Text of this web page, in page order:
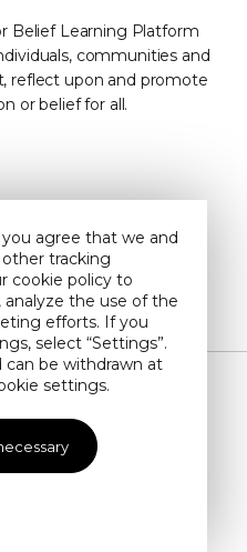
you agree that we and
tracking
cookie policy to
the use of the
efforts. If you
select “Settings”.
can be withdrawn at
settings.
Belief Learning Platform
communities and
reflect upon and promote
or belief for all.
Find us on YouTube
Cookie settings
2026